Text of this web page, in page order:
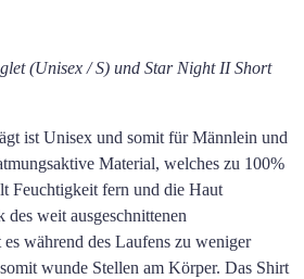
(Unisex / S) und Star Night II Short
ist Unisex und somit für Männlein und
Material, welches zu 100%
Feuchtigkeit fern und die Haut
weit ausgeschnittenen
während des Laufens zu weniger
wunde Stellen am Körper. Das Shirt